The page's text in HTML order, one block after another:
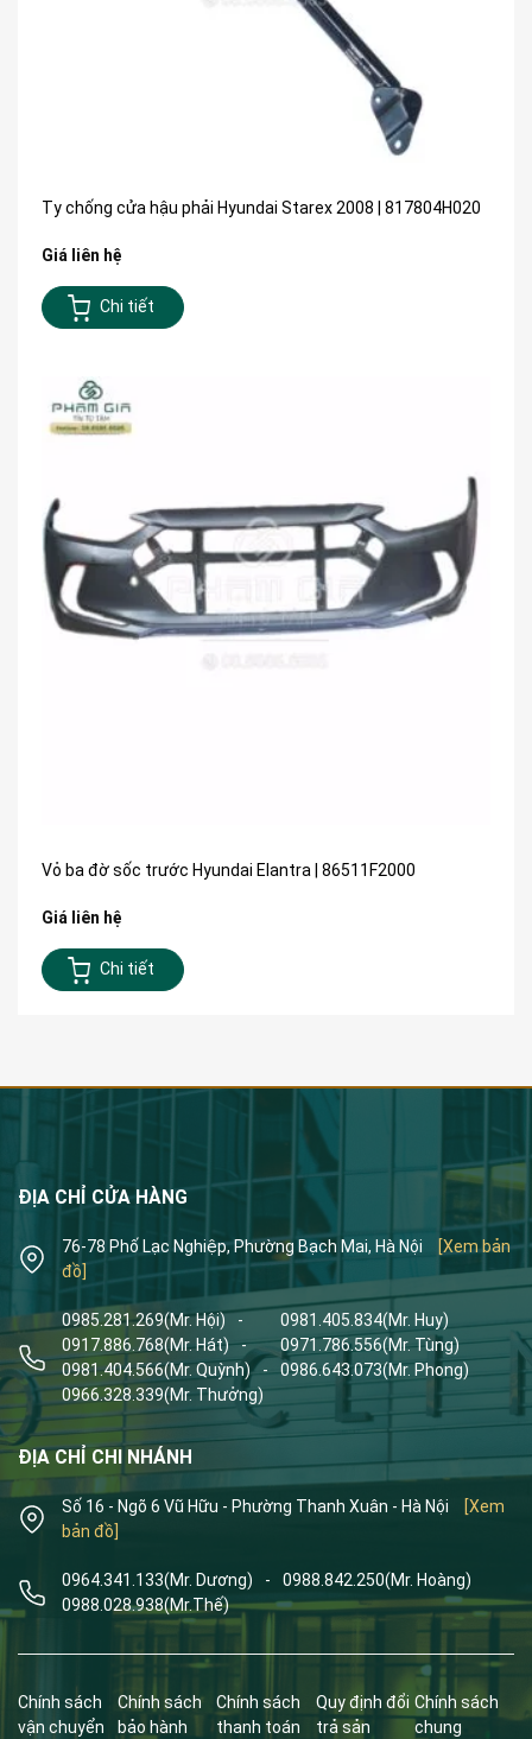
Ty chống cửa hậu phải Hyundai Starex 2008 | 817804H020
Giá liên hệ
Chi tiết
Vỏ ba đờ sốc trước Hyundai Elantra | 86511F2000
Giá liên hệ
Chi tiết
ĐỊA CHỈ CỬA HÀNG
76-78 Phố Lạc Nghiệp, Phường Bạch Mai, Hà Nội
[Xem bản
đồ]
0985.281.269(Mr. Hội) - 0981.405.834(Mr. Huy)
0917.886.768(Mr. Hát) - 0971.786.556(Mr. Tùng)
0981.404.566(Mr. Quỳnh) - 0986.643.073(Mr. Phong)
0966.328.339(Mr. Thưởng)
ĐỊA CHỈ CHI NHÁNH
Số 16 - Ngõ 6 Vũ Hữu - Phường Thanh Xuân - Hà Nội
[Xem
bản đồ]
0964.341.133(Mr. Dương) - 0988.842.250(Mr. Hoàng)
0988.028.938(Mr.Thế)
Chính sách
vận chuyển
Chính sách
bảo hành
Chính sách
thanh toán
Quy định đổi
trả sản
Chính sách
chung